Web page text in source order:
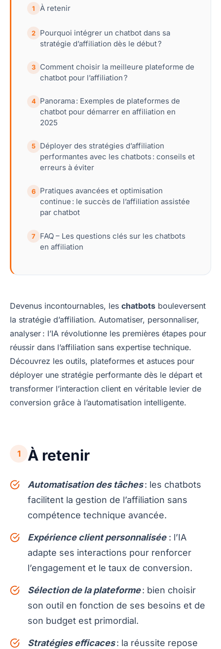
1 À retenir
2
Pourquoi intégrer un chatbot dans sa
stratégie d’affiliation dès le début ?
3
Comment choisir la meilleure plateforme de
chatbot pour l’affiliation ?
4 Panorama : Exemples de plateformes de
chatbot pour démarrer en affiliation en
2025
5
Déployer des stratégies d’affiliation
performantes avec les chatbots : conseils et
erreurs à éviter
6
Pratiques avancées et optimisation
continue : le succès de l’affiliation assistée
par chatbot
7
FAQ – Les questions clés sur les chatbots
en affiliation
Devenus incontournables, les chatbots bouleversent
la stratégie d’affiliation. Automatiser, personnaliser,
analyser : l’IA révolutionne les premières étapes pour
réussir dans l’affiliation sans expertise technique.
Découvrez les outils, plateformes et astuces pour
déployer une stratégie performante dès le départ et
transformer l’interaction client en véritable levier de
conversion grâce à l’automatisation intelligente.
1 À retenir
Automatisation des tâches: les chatbots
facilitent la gestion de l’affiliation sans
compétence technique avancée.
Expérience client personnalisée: l’IA
adapte ses interactions pour renforcer
l’engagement et le taux de conversion.
Sélection de la plateforme: bien choisir
son outil en fonction de ses besoins et de
son budget est primordial.
Stratégies efficaces: la réussite repose